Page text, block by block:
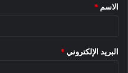
*
الاسم *
البريد الإلكتروني *